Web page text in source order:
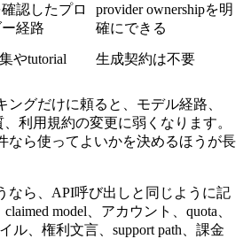
認したプロ
経路
provider ownershipを明
確にできる
やtutorial 生成契約は不要
ングだけに頼ると、モデル経路、
、利用規約の変更に弱くなります。
なら使ってよいかを決めるほうが長
なら、API呼び出しと同じように記
model、アカウント、quota、
ル、権利文言、support path、課金